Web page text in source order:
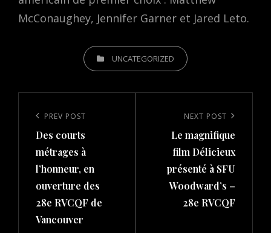
McConaughey, Jennifer Garner et Jared Leto.
CATEGORIESUNCATEGORIZED
navigation
Previous
Post
PREV POST
Des courts
métrages à
l’honneur, en
ouverture des
28e RVCQF de
Vancouver
Post
NEXT POST
Le magnifique
film Délicieux
présenté à SFU
Woodward’s –
28e RVCQF